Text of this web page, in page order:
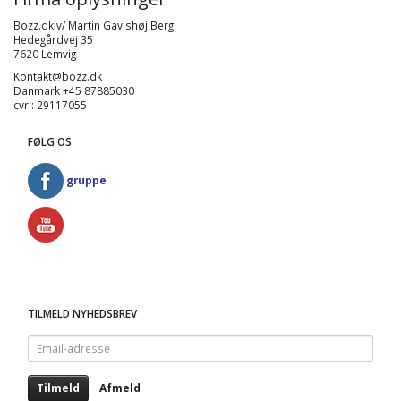
Bozz.dk v/ Martin Gavlshøj Berg
Hedegårdvej 35
7620 Lemvig
Kontakt@bozz.dk
Danmark +45 87885030
cvr : 29117055
FØLG OS
gruppe
TILMELD NYHEDSBREV
Email-
adresse
Tilmeld Afmeld